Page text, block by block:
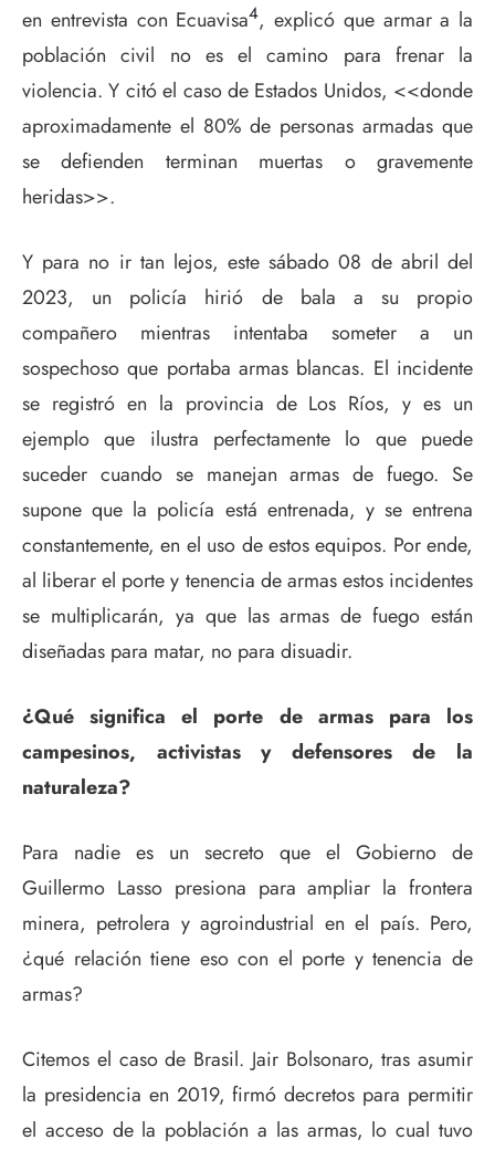
en entrevista con Ecuavisa4, explicó que armar a la
población civil no es el camino para frenar la
violencia. Y citó el caso de Estados Unidos, <<donde
aproximadamente el 80% de personas armadas que
se defienden terminan muertas o gravemente
heridas>>.
Y para no ir tan lejos, este sábado 08 de abril del
2023, un policía hirió de bala a su propio
compañero mientras intentaba someter a un
sospechoso que portaba armas blancas. El incidente
se registró en la provincia de Los Ríos, y es un
ejemplo que ilustra perfectamente lo que puede
suceder cuando se manejan armas de fuego. Se
supone que la policía está entrenada, y se entrena
constantemente, en el uso de estos equipos. Por ende,
al liberar el porte y tenencia de armas estos incidentes
se multiplicarán, ya que las armas de fuego están
diseñadas para matar, no para disuadir.
¿Qué significa el porte de armas para los
campesinos, activistas y defensores de la
naturaleza?
Para nadie es un secreto que el Gobierno de
Guillermo Lasso presiona para ampliar la frontera
minera, petrolera y agroindustrial en el país. Pero,
¿qué relación tiene eso con el porte y tenencia de
armas?
Citemos el caso de Brasil. Jair Bolsonaro, tras asumir
la presidencia en 2019, firmó decretos para permitir
el acceso de la población a las armas, lo cual tuvo